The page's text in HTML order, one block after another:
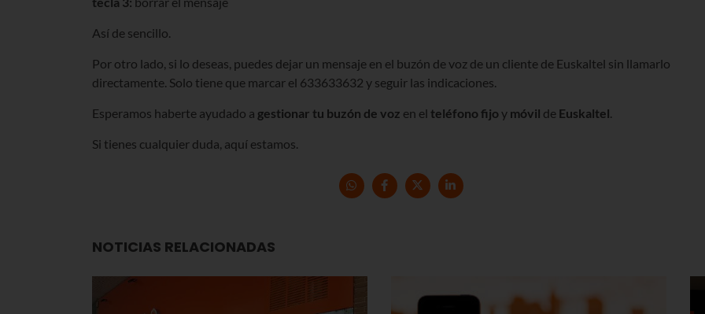
Así de sencillo.
Por otro lado, si lo deseas, puedes dejar un mensaje en el buzón de voz de un cliente de Euskaltel sin llamarlo
directamente. Solo tiene que marcar el 633633632 y seguir las indicaciones.
Esperamos haberte ayudado a gestionar tu buzón de voz en el teléfono fijo y móvil de Euskaltel
Si tienes cualquier duda, aquí estamos.
NOTICIAS RELACIONADAS